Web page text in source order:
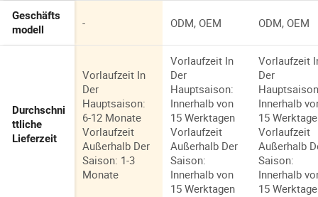
Geschäfts
modell
- ODM, OEM ODM, OEM
Durchschni
ttliche
Lieferzeit
Vorlaufzeit In
Der
Hauptsaison:
6-12 Monate
Vorlaufzeit
Außerhalb Der
Saison: 1-3
Monate
Vorlaufzeit In
Der
Hauptsaison:
Innerhalb von
15 Werktagen
Vorlaufzeit
Außerhalb Der
Saison:
Innerhalb von
15 Werktagen
Vorlaufzeit
Der
Innerhalb
15
Vorlaufzeit
Außerhalb
Saison:
Innerhalb
15